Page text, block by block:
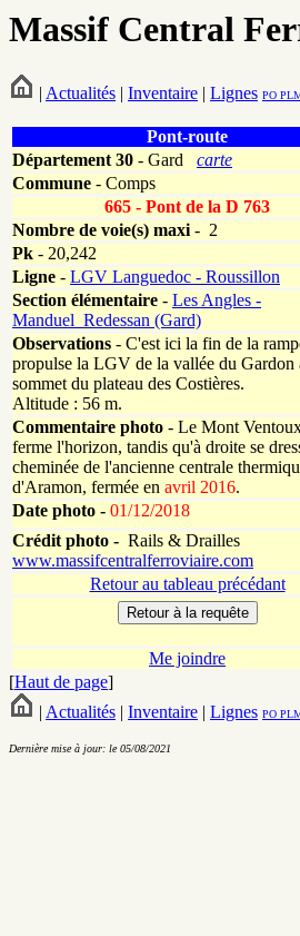
Massif Central
| Actualités | Inventaire | Lignes PO
Pont-route
Département30 - Gard carte
Commune - Comps
665 - Pont de la D 763
Nombre de voie(s) maxi- 2
Pk - 20,242
Ligne - LGV Languedoc - Roussillon
Section élémentaire - Les Angles -
Manduel_Redessan (Gard)
Observations - C'est ici la fin de la
propulse la LGV de la vallée du Gardon
sommet du plateau des Costières.
Altitude : 56 m.
Commentaire photo - Le Mont
ferme l'horizon, tandis qu'à droite se
cheminée de l'ancienne centrale
d'Aramon, fermée en avril 2016.
Date photo - 01/12/2018
Crédit photo - Rails & Drailles
www.massifcentralferroviaire.com
Retour au tableau précédant
Me joindre
[Haut de page]
| Actualités | Inventaire | Lignes PO
Dernière mise à jour: le 05/08/2021